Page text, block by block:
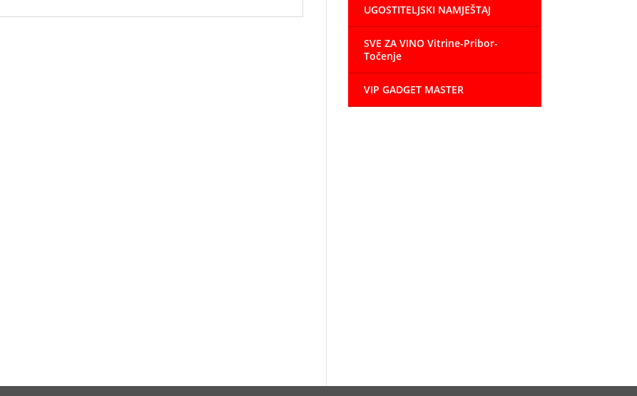
UGOSTITELJSKI NAMJEŠTAJ
SVE ZA VINO Vitrine-Pribor-
Točenje
VIP GADGET MASTER